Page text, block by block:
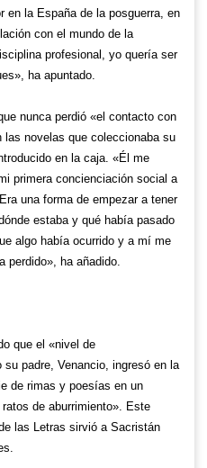
en la España de la posguerra, en
con el mundo de la
profesional, yo quería ser
ha apuntado.
nunca perdió «el contacto con
las novelas que coleccionaba su
en la caja. «Él me
primera concienciación social a
una forma de empezar a tener
estaba y qué había pasado
algo había ocurrido y a mí me
perdido», ha añadido.
que el «nivel de
padre, Venancio, ingresó en la
de rimas y poesías en un
de aburrimiento». Este
las Letras sirvió a Sacristán